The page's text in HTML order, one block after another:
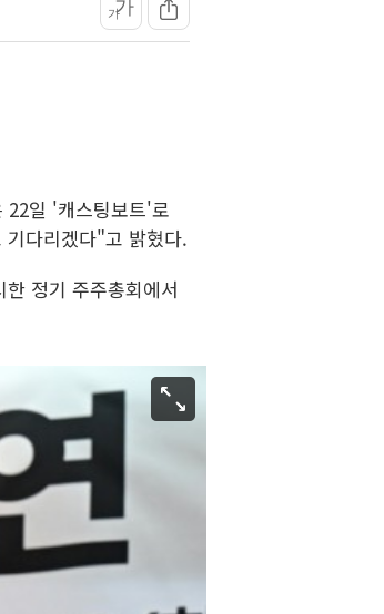
가가
22일 '캐스팅보트'로
다리겠다"고 밝혔다.
정기 주주총회에서